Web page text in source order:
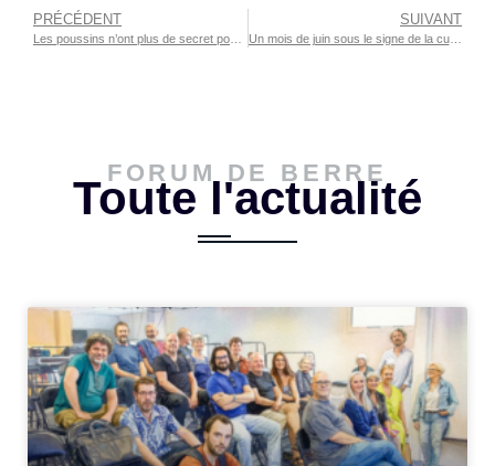
PRÉCÉDENT SUIVANT
Un mois de juin sous le signe de la culture
FORUM DE BERRE
Toute l'actualité